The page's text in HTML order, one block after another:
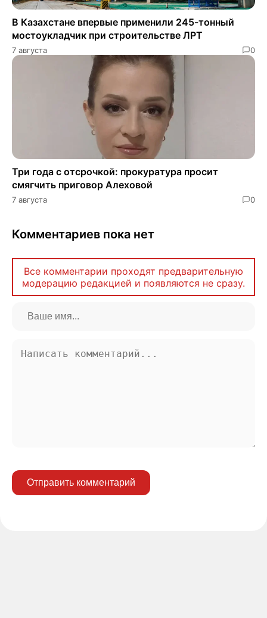
В Казахстане впервые применили 245-тонный
мостоукладчик при строительстве ЛРТ
7 августа 0
Три года с отсрочкой: прокуратура просит
смягчить приговор Алеховой
7 августа 0
Комментариев пока нет
Все комментарии проходят предварительную
модерацию редакцией и появляются не сразу.
Отправить комментарий